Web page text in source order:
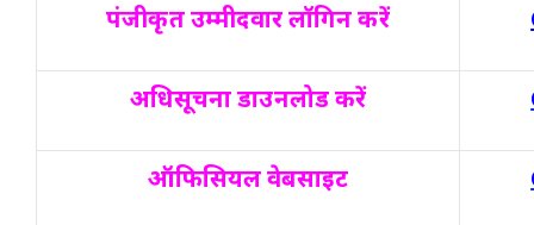
पंजीकृत उम्मीदवार लॉगिन करें
अधिसूचना डाउनलोड करें
ऑफिसियल वेबसाइट